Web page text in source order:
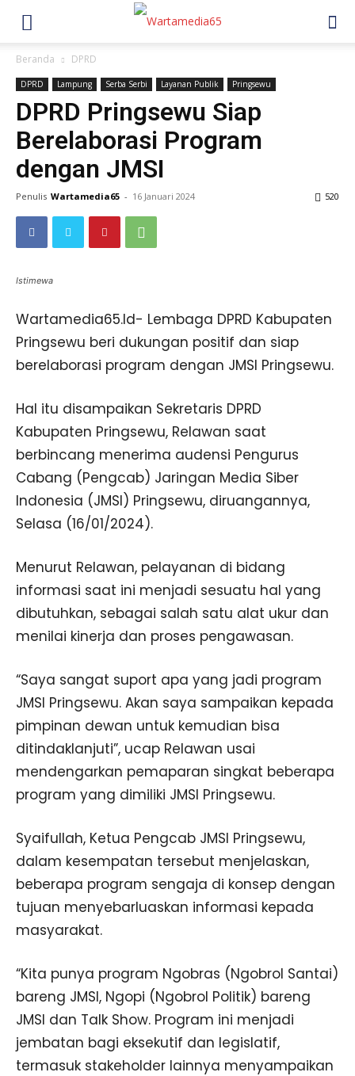
Beranda DPRD
DPRD Lampung Serba Serbi Layanan Publik Pringsewu
DPRD Pringsewu Siap
Berelaborasi Program
dengan JMSI
Penulis Wartamedia65 - 16 Januari 2024 520
Istimewa
Wartamedia65.Id- Lembaga DPRD Kabupaten
Pringsewu beri dukungan positif dan siap
berelaborasi program dengan JMSI Pringsewu.
Hal itu disampaikan Sekretaris DPRD
Kabupaten Pringsewu, Relawan saat
berbincang menerima audensi Pengurus
Cabang (Pengcab) Jaringan Media Siber
Indonesia (JMSI) Pringsewu, diruangannya,
Selasa (16/01/2024).
Menurut Relawan, pelayanan di bidang
informasi saat ini menjadi sesuatu hal yang
dibutuhkan, sebagai salah satu alat ukur dan
menilai kinerja dan proses pengawasan.
“Saya sangat suport apa yang jadi program
JMSI Pringsewu. Akan saya sampaikan kepada
pimpinan dewan untuk kemudian bisa
ditindaklanjuti”, ucap Relawan usai
mendengarkan pemaparan singkat beberapa
program yang dimiliki JMSI Pringsewu.
Syaifullah, Ketua Pengcab JMSI Pringsewu,
dalam kesempatan tersebut menjelaskan,
beberapa program sengaja di konsep dengan
tujuan menyebarluaskan informasi kepada
masyarakat.
“Kita punya program Ngobras (Ngobrol Santai)
bareng JMSI, Ngopi (Ngobrol Politik) bareng
JMSI dan Talk Show. Program ini menjadi
jembatan bagi eksekutif dan legislatif,
termasuk stakeholder lainnya menyampaikan